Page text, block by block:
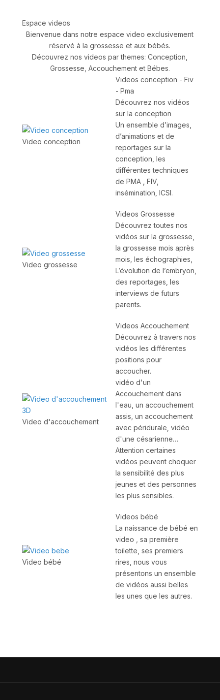
Espace videos
Bienvenue dans notre espace video exclusivement
réservé à la grossesse et aux bébés.
Découvrez nos videos par themes: Conception,
Grossesse, Accouchement et Bébes.
Video conception
Videos conception - Fiv
- Pma
Découvrez nos vidéos
sur la conception
Un ensemble d’images,
d’animations et de
reportages sur la
conception, les
différentes techniques
de PMA , FIV,
insémination, ICSI.
Video grossesse
Videos Grossesse
Découvrez toutes nos
vidéos sur la grossesse,
la grossesse mois après
mois, les échographies,
L’évolution de l’embryon,
des reportages, les
interviews de futurs
parents.
Video d'accouchement
Videos Accouchement
Découvrez à travers nos
vidéos les différentes
positions pour
accoucher.
vidéo d'un
Accouchement dans
l'eau, un accouchement
assis, un accouchement
avec péridurale, vidéo
d'une césarienne…
Attention certaines
vidéos peuvent choquer
la sensibilité des plus
jeunes et des personnes
les plus sensibles.
Video bébé
Videos bébé
La naissance de bébé en
video , sa première
toilette, ses premiers
rires, nous vous
présentons un ensemble
de vidéos aussi belles
les unes que les autres.